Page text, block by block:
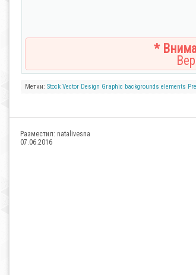
*
Метки: Stock Vector Design Graphic backgrounds elements
Разместил: natalivesna
07.06.2016